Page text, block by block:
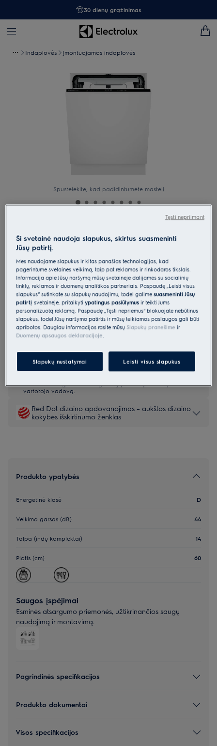
30 dienų grąžinimas
Indaplovės Įmontuojamos indaplovės
Spustelėkite, kad padidintumėte mastelį
Montuojama indaplovė 60 cm 500
serija „AirDry“
0 (0)
Gaminio informacijos lapas
Pagrindiniai privalumai
Mūsų 500 serijos indaplovės puikiai atlieka savo darbą
„AirDry“ automatiškai praveria dureles ir išdžiovina indus natūraliu
oro srautu.
Su „TimeSet“ pasirinkite tik ciklo trukmę – nebereikia rinktis programos
Saugos instrukcijos ir saugos įspėjimai pagal ES reglamentą
Norėdami saugiai naudoti gaminį, perskaitykite visą
vartotojo vadovą.
Red Dot dizaino apdovanojimas – aukštos dizaino
kokybės išskirtinumo ženklas
Produkto ypatybės
Energetinė klasė D
Veikimo garsas (dB) 44
Talpa (indų komplektai) 14
Plotis (cm) 60
Saugos įspėjimai
Esminės atsargumo priemonės, užtikrinančios saugų
naudojimą ir montavimą.
Pagrindinės specifikacijos
Produkto dokumentai
Visos specifikacijos
Ši svetainė naudoja slapukus, skirtus suasmeninti
Jūsų patirtį.
Mes naudojame slapukus ir kitas panašias technologijas, kad
pagerintume svetainės veikimą, taip pat reklamos ir rinkodaros tikslais.
Informacija apie Jūsų naršymą mūsų svetainėje dalijamės su socialinių
tinklų, reklamos ir duomenų analitikos partneriais. Paspaudę „Leisti visus
slapukus“ sutinkate su slapukų naudojimu, todėl galimesuasmeninti Jūsų
patirtįsvetainėje, pritaikytiypatingus pasiūlymus ir teikti Jums
personalizuotą reklamą. Paspaudę „Tęsti nepriėmus“ blokuojate nebūtinus
slapukus, todėl Jūsų naršymo patirtis ir mūsų teikiamos paslaugos gali būti
apribotos. Daugiau informacijos rasite mūsų Slapukų pranešime ir
Duomenų apsaugos deklaracijoje.
Slapukų nustatymai Leisti visus slapukus
Tęsti nepriimant